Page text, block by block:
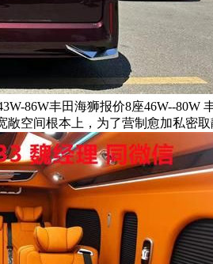
86W丰田海狮报价8座46W--
空间根本上，为了营制愈加私密